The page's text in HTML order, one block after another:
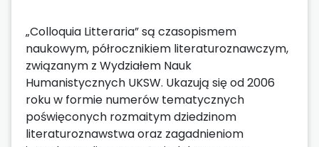
„Colloquia Litteraria” są czasopismem
naukowym, półrocznikiem literaturoznawczym,
związanym z Wydziałem Nauk
Humanistycznych UKSW. Ukazują się od 2006
roku w formie numerów tematycznych
poświęconych rozmaitym dziedzinom
literaturoznawstwa oraz zagadnieniom